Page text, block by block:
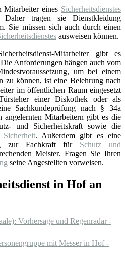
Mitarbeiter eines Sicherheitsdienstes
tragen sie Dienstkleidung
Sie müssen sich auch durch einen
ausweisen können.
Mitarbeiter gibt es
Anforderungen hängen auch vom
um bei einem
zu können, ist eine Belehrung nach
im öffentlichen Raum eingesetzt
einer Diskothek oder als
Sachkundeprüfung nach § 34a
angelernten Mitarbeitern gibt es die
und Sicherheitskraft sowie die
. Außerdem gibt es eine
zur Fachkraft für Schutz und
Meister. Fragen Sie Ihren
seine Angestellten vorweisen.
in Hof an
Vorhersage und Regenradar -
mit Messer in Hof -